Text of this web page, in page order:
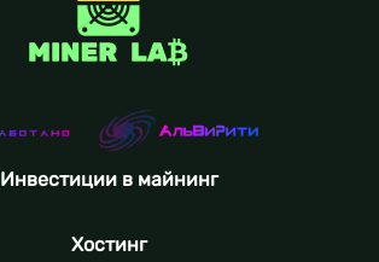
Инвестиции в майнинг
Хостинг